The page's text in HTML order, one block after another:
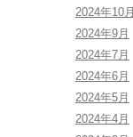
2024年10月
2024年9月
2024年7月
2024年6月
2024年5月
2024年4月